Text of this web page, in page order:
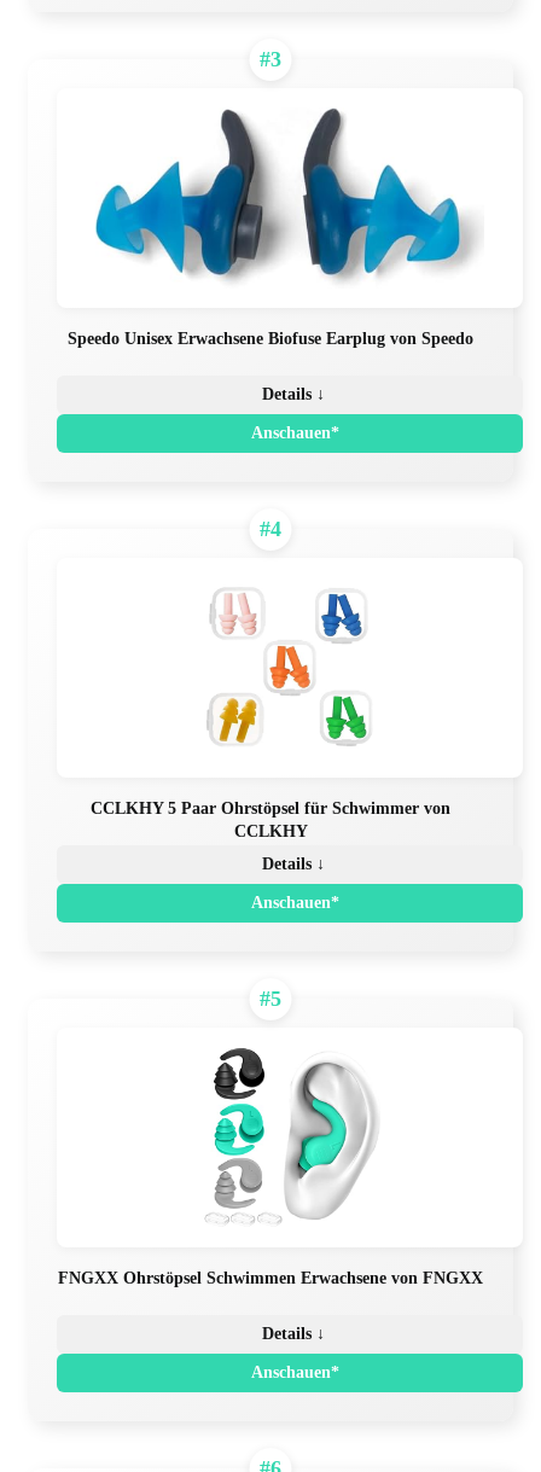
#3
Speedo Unisex Erwachsene Biofuse Earplug von Speedo
Details ↓
Anschauen*
#4
CCLKHY 5 Paar Ohrstöpsel für Schwimmer von
CCLKHY
Details ↓
Anschauen*
#5
FNGXX Ohrstöpsel Schwimmen Erwachsene von FNGXX
Details ↓
Anschauen*